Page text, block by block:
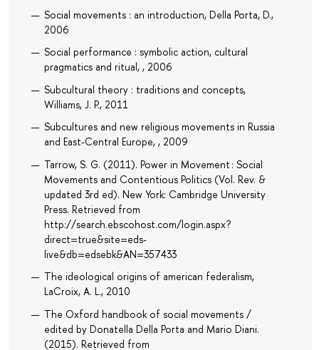
Social movements : an introduction, Della Porta, D.,
2006
Social performance : symbolic action, cultural
pragmatics and ritual, , 2006
Subcultural theory : traditions and concepts,
Williams, J. P., 2011
Subcultures and new religious movements in Russia
and East-Central Europe, , 2009
Tarrow, S. G. (2011). Power in Movement : Social
Movements and Contentious Politics (Vol. Rev. &
updated 3rd ed). New York: Cambridge University
Press. Retrieved from
http://search.ebscohost.com/login.aspx?
direct=true&site=eds-
live&db=edsebk&AN=357433
The ideological origins of american federalism,
LaCroix, A. L., 2010
The Oxford handbook of social movements /
edited by Donatella Della Porta and Mario Diani.
(2015). Retrieved from